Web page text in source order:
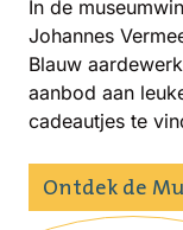
In de
Johannes
Blauw
aanbod aan
cadeautjes te
Ontdek de